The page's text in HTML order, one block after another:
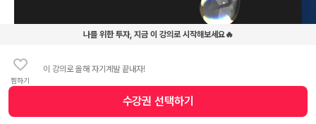
찜하기
나를 위한 투자, 지금 이 강의로 시작해보세요🔥
이 강의로 올해 자기계발 끝내자!
수강권 선택하기